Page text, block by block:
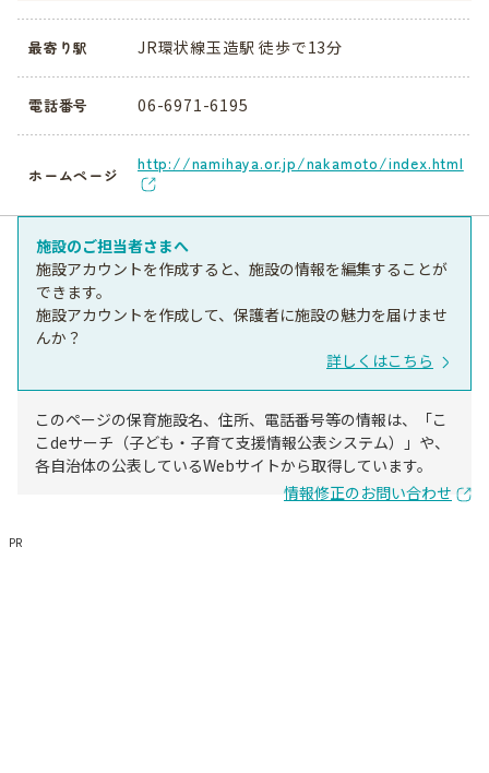
最寄り駅 JR環状線玉造駅 徒歩で13分
電話番号 06-6971-6195
ホームページ
http://namihaya.or.jp/nakamoto/index.html
施設のご担当者さまへ
施設アカウントを作成すると、施設の情報を編集することが
できます。
施設アカウントを作成して、保護者に施設の魅力を届けませ
んか？
詳しくはこちら
このページの保育施設名、住所、電話番号等の情報は、「こ
こdeサーチ（子ども・子育て支援情報公表システム）」や、
各自治体の公表しているWebサイトから取得しています。
情報修正のお問い合わせ
PR